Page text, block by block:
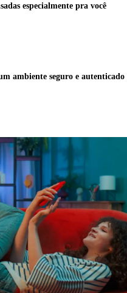
especialmente pra você
ambiente seguro e autenticado